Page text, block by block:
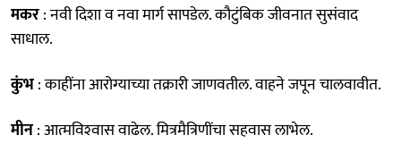
मकर: नवी दिशा व नवा मार्ग सापडेल. कौटुंबिक जीवनात सुसंवाद
साधाल.
कुंभ: काहींना आरोग्याच्या तक्रारी जाणवतील. वाहने जपून चालवावीत.
मीन: आत्मविश्‍वास वाढेल. मित्रमैत्रिणींचा सहवास लाभेल.